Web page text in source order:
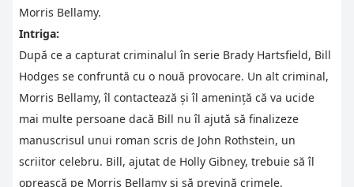
Morris Bellamy.
Intriga:
După ce a capturat criminalul în serie Brady Hartsfield, Bill
Hodges se confruntă cu o nouă provocare. Un alt criminal,
Morris Bellamy, îl contactează și îl amenință că va ucide
mai multe persoane dacă Bill nu îl ajută să finalizeze
manuscrisul unui roman scris de John Rothstein, un
scriitor celebru. Bill, ajutat de Holly Gibney, trebuie să îl
oprească pe Morris Bellamy și să prevină crimele.